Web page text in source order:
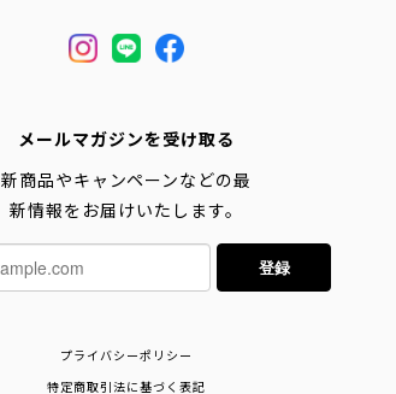
メールマガジンを受け取る
新商品やキャンペーンなどの最
新情報をお届けいたします。
登録
プライバシーポリシー
特定商取引法に基づく表記